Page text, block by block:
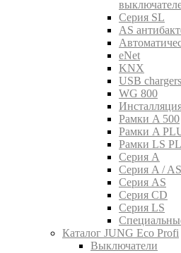
Серия SL
AS
eNet
KNX
USB chargers
WG 800
Рамки A 500
Рамки A
Рамки LS
Серия A
Серия A / AS
Серия AS
Серия CD
Серия LS
Каталог JUNG Eco Profi
Выключатели